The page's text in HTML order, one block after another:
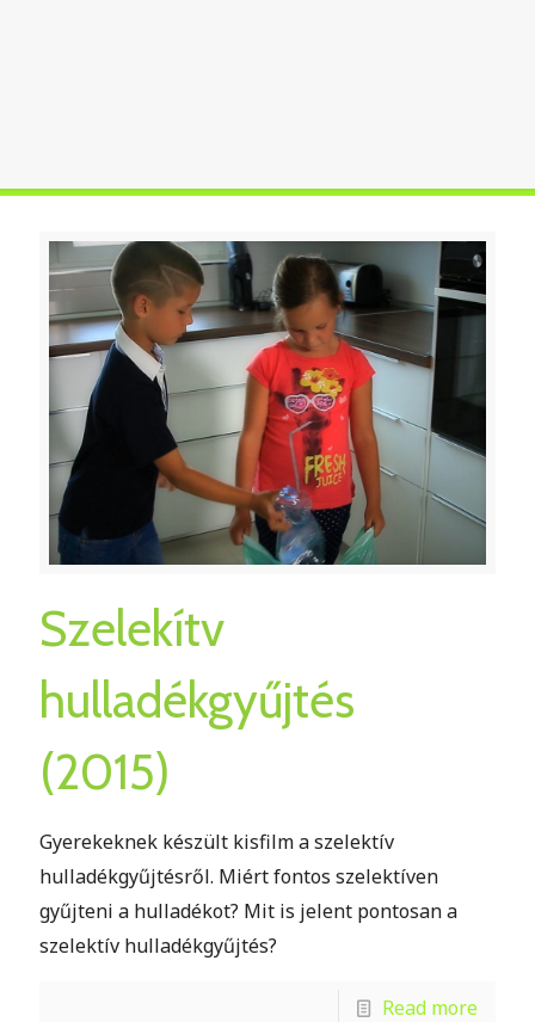
Szelekítv
hulladékgyűjtés
(2015)
Gyerekeknek készült kisfilm a szelektív
hulladékgyűjtésről. Miért fontos szelektíven
gyűjteni a hulladékot? Mit is jelent pontosan a
szelektív hulladékgyűjtés?
Read more